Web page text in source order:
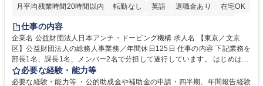
月平均残業時間20時間以内
転勤なし 英語 退職金あり
在宅OK
賞与あり
育休あり
食事補助あり
仕事の内容
企業名 公益財団法人日本アンチ・ドーピング機構 求人名 【東京／文京
区】公益財団法人の総務人事業務／年間休日125日 仕事の内容 下記業務を
部長1名、課長1名、メンバー2名で分担して遂行しています。 はじめは担
当者として業務を覚えていただき、ゆくゆくはリーダーやマネージャーポ
ジションとして活躍いただくことを期待しています。 【総務・人事グルー
必要な経験・能力等
必要な経験・能力等 ・公的助成金や補助金の申請・四半期、年間報告経験